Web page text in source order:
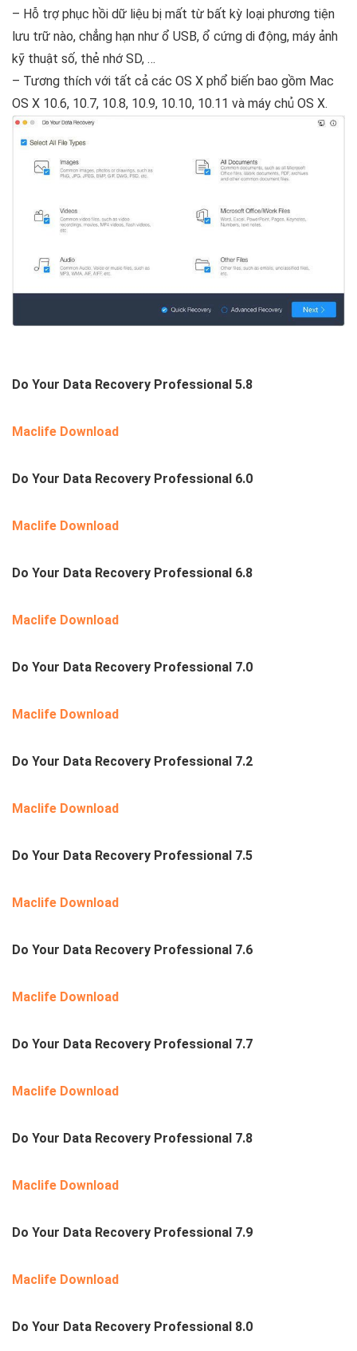
– Hỗ trợ phục hồi dữ liệu bị mất từ ​​bất kỳ loại phương tiện
lưu trữ nào, chẳng hạn như ổ USB, ổ cứng di động, máy ảnh
kỹ thuật số, thẻ nhớ SD, …
– Tương thích với tất cả các OS X phổ biến bao gồm Mac
OS X 10.6, 10.7, 10.8, 10.9, 10.10, 10.11 và máy chủ OS X.
Do Your Data Recovery Professional 5.8
Maclife Download
Do Your Data Recovery Professional 6.0
Maclife Download
Do Your Data Recovery Professional 6.8
Maclife Download
Do Your Data Recovery Professional 7.0
Maclife Download
Do Your Data Recovery Professional 7.2
Maclife Download
Do Your Data Recovery Professional 7.5
Maclife Download
Do Your Data Recovery Professional 7.6
Maclife Download
Do Your Data Recovery Professional 7.7
Maclife Download
Do Your Data Recovery Professional 7.8
Maclife Download
Do Your Data Recovery Professional 7.9
Maclife Download
Do Your Data Recovery Professional 8.0